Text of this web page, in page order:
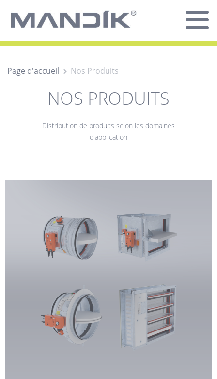
Page d'accueil Nos Produits
NOS PRODUITS
Distribution de produits selon les domaines
d'application